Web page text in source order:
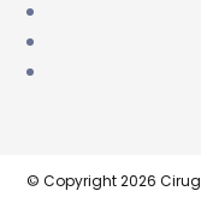
© Copyright 2026